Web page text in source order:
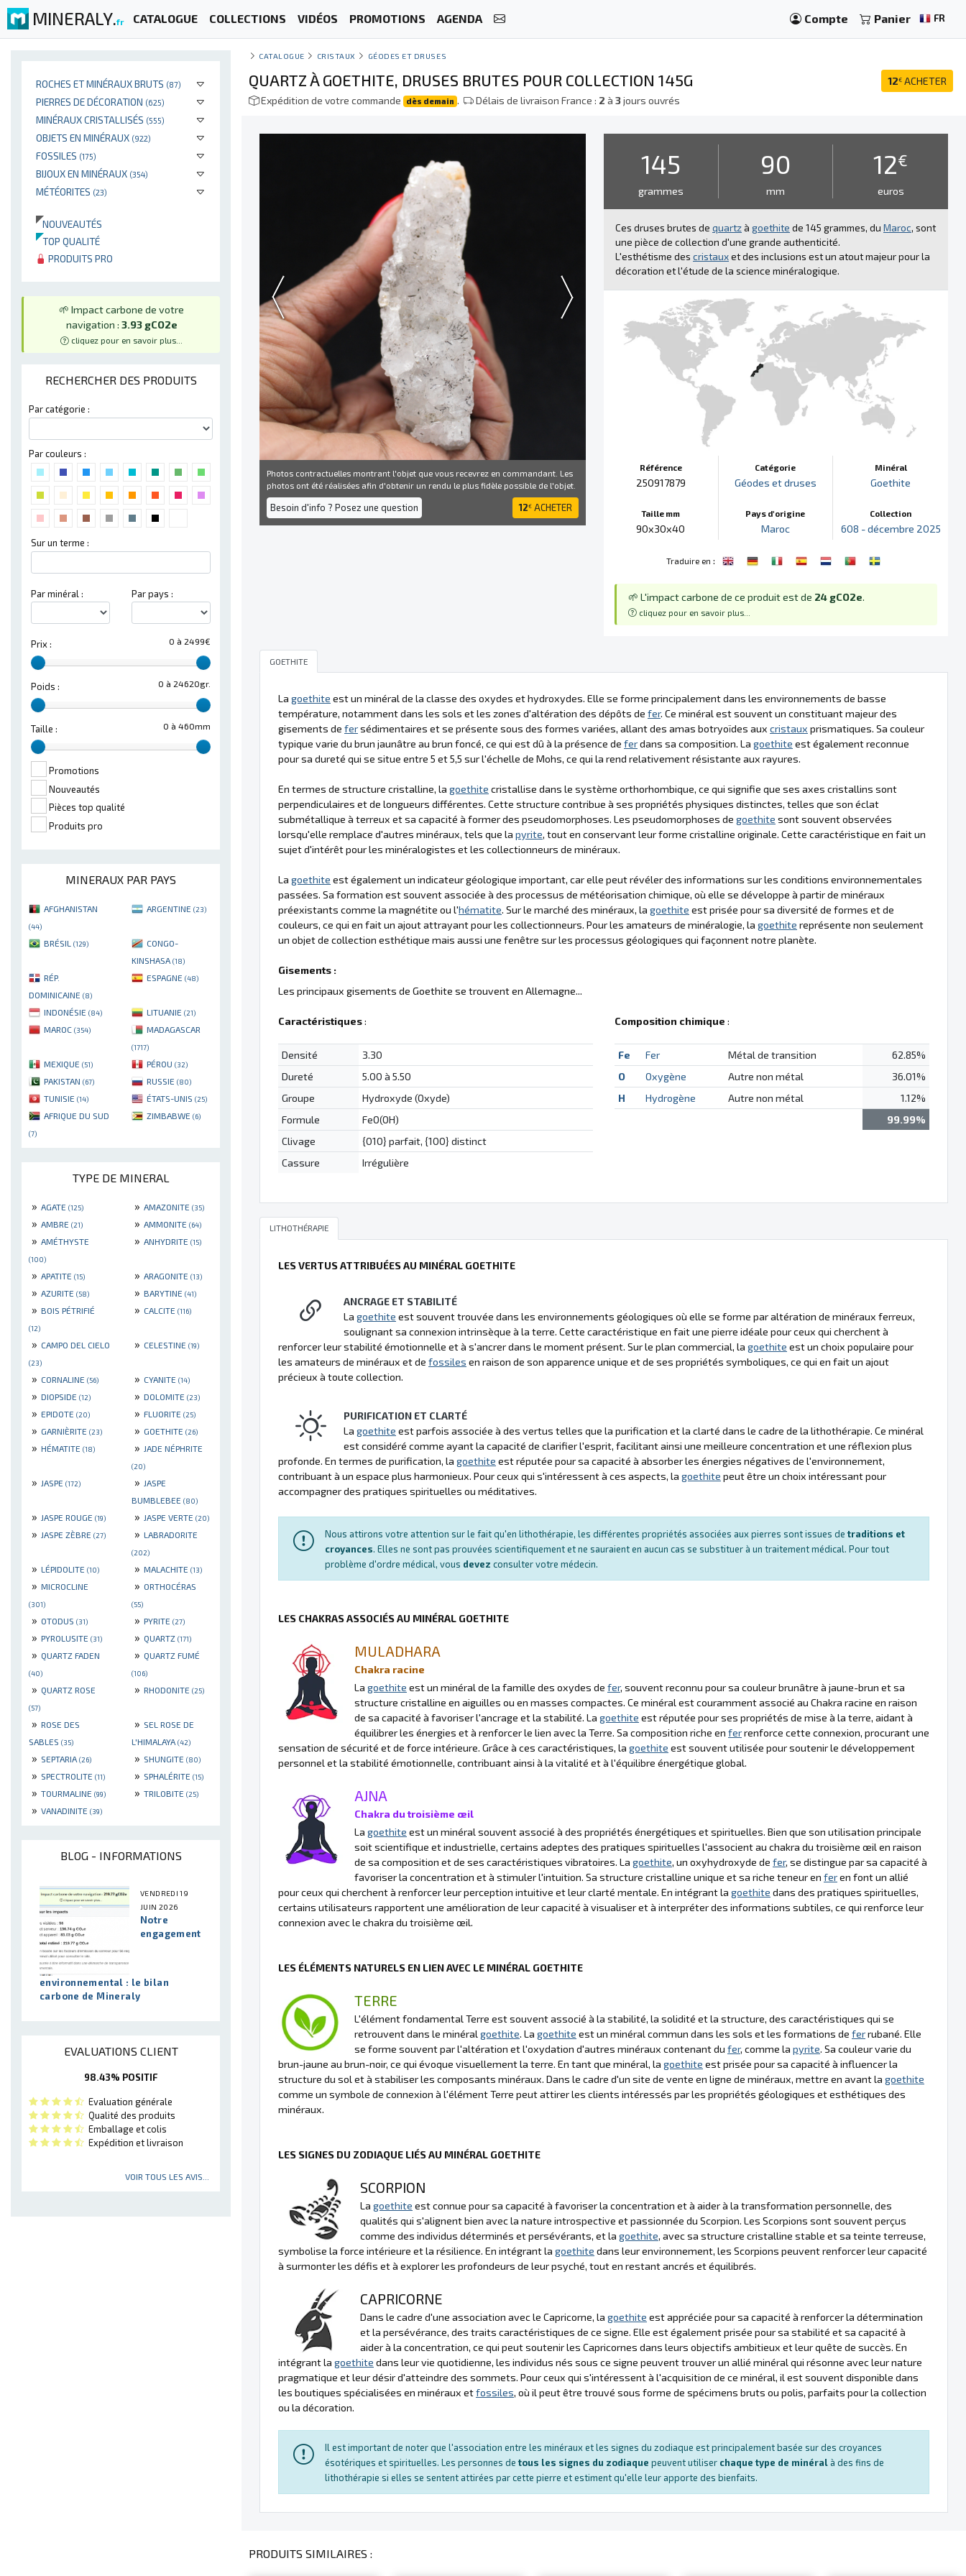
MINERALY.fr CATALOGUE COLLECTIONS VIDÉOS PROMOTIONS AGENDA Compte Panier FR
ROCHES ET MINÉRAUX BRUTS (87)
PIERRES DE DÉCORATION (625)
MINÉRAUX CRISTALLISÉS (555)
OBJETS EN MINÉRAUX (922)
FOSSILES (175)
BIJOUX EN MINÉRAUX (354)
MÉTÉORITES (23)
NOUVEAUTÉS
TOP QUALITÉ
PRODUITS PRO
🌱 Impact carbone de votre
navigation : 3.93 gCO2e
cliquez pour en savoir plus...
RECHERCHER DES PRODUITS
Par catégorie :
Par couleurs :
Sur un terme :
Par minéral : Par pays :
0 à 2499€
Prix :
0 à 24620gr.
Poids :
0 à 460mm
Taille :
Promotions
Nouveautés
Pièces top qualité
Produits pro
MINERAUX PAR PAYS
AFGHANISTAN
(44)
ARGENTINE (23)
BRÉSIL (129)
CONGO-
KINSHASA (18)
RÉP.
DOMINICAINE (8)
ESPAGNE (48)
INDONÉSIE (84) LITUANIE (21)
MAROC (354) MADAGASCAR
(1717)
MEXIQUE (51) PÉROU (32)
PAKISTAN (67) RUSSIE (80)
TUNISIE (14) ÉTATS-UNIS (25)
AFRIQUE DU SUD
(7)
ZIMBABWE (6)
TYPE DE MINERAL
» AGATE (125) » AMAZONITE (35)
» AMBRE (21) » AMMONITE (64)
» AMÉTHYSTE
(100)
» ANHYDRITE (15)
» APATITE (15) » ARAGONITE (13)
» AZURITE (58) » BARYTINE (41)
» BOIS PÉTRIFIÉ
(12)
» CALCITE (116)
» CAMPO DEL CIELO
(23)
» CELESTINE (19)
» CORNALINE (56) » CYANITE (14)
» DIOPSIDE (12) » DOLOMITE (23)
» EPIDOTE (20) » FLUORITE (25)
» GARNIÈRITE (23) » GOETHITE (26)
» HÉMATITE (18) » JADE NÉPHRITE
(20)
» JASPE (172) » JASPE
BUMBLEBEE (80)
» JASPE ROUGE (19) » JASPE VERTE (20)
» JASPE ZÈBRE (27) » LABRADORITE
(202)
» LÉPIDOLITE (10) » MALACHITE (13)
» MICROCLINE
(301)
» ORTHOCÉRAS
(55)
» OTODUS (31) » PYRITE (27)
» PYROLUSITE (31) » QUARTZ (171)
» QUARTZ FADEN
(40)
» QUARTZ FUMÉ
(106)
» QUARTZ ROSE
(57)
» RHODONITE (25)
» ROSE DES
SABLES (35)
» SEL ROSE DE
L'HIMALAYA (42)
» SEPTARIA (26) » SHUNGITE (80)
» SPECTROLITE (11) » SPHALÉRITE (15)
» TOURMALINE (99) » TRILOBITE (25)
» VANADINITE (39)
BLOG - INFORMATIONS
VENDREDI 19
JUIN 2026
Notre
engagement
environnemental : le bilan
carbone de Mineraly
EVALUATIONS CLIENT
98.43% POSITIF
Evaluation générale
Qualité des produits
Emballage et colis
Expédition et livraison
VOIR TOUS LES AVIS...
CATALOGUE CRISTAUX GÉODES ET DRUSES
12€ ACHETER
QUARTZ À GOETHITE, DRUSES BRUTES POUR COLLECTION 145G
Expédition de votre commande dès demain . Délais de livraison France : 2 à3jours ouvrés
Photos contractuelles montrant l'objet que vous recevrez en commandant. Les
photos ont été réalisées afin d'obtenir un rendu le plus fidèle possible de l'objet.
Besoin d'info ? Posez une question 12€ ACHETER
145
grammes
90
mm
12€
euros
Ces druses brutes de quartzà goethite de 145 grammes, du Maroc, sont
une pièce de collection d'une grande authenticité.
L'esthétisme des cristauxet des inclusions est un atout majeur pour la
décoration et l'étude de la science minéralogique.
Référence
250917879
Taille mm
90x30x40
Catégorie
Géodes et druses
Pays d'origine
Maroc
Minéral
Goethite
Collection
608 - décembre 2025
Traduire en :
🌱 L'impact carbone de ce produit est de 24 gCO2e.
cliquez pour en savoir plus...
GOETHITE
La goethite est un minéral de la classe des oxydes et hydroxydes. Elle se forme principalement dans les environnements de basse
température, notamment dans les sols et les zones d'altération des dépôts de fer. Ce minéral est souvent un constituant majeur des
gisements de fersédimentaires et se présente sous des formes variées, allant des amas botryoïdes aux cristaux prismatiques. Sa couleur
typique varie du brun jaunâtre au brun foncé, ce qui est dû à la présence de ferdans sa composition. La goethite est également reconnue
pour sa dureté qui se situe entre 5 et 5,5 sur l'échelle de Mohs, ce qui la rend relativement résistante aux rayures.
En termes de structure cristalline, la goethite cristallise dans le système orthorhombique, ce qui signifie que ses axes cristallins sont
perpendiculaires et de longueurs différentes. Cette structure contribue à ses propriétés physiques distinctes, telles que son éclat
submétallique à terreux et sa capacité à former des pseudomorphoses. Les pseudomorphoses de goethite sont souvent observées
lorsqu'elle remplace d'autres minéraux, tels que la pyrite, tout en conservant leur forme cristalline originale. Cette caractéristique en fait un
sujet d'intérêt pour les minéralogistes et les collectionneurs de minéraux.
La goethite est également un indicateur géologique important, car elle peut révéler des informations sur les conditions environnementales
passées. Sa formation est souvent associée à des processus de météorisation chimique, où elle se développe à partir de minéraux
préexistants comme la magnétite ou l'hématite. Sur le marché des minéraux, la goethite est prisée pour sa diversité de formes et de
couleurs, ce qui en fait un ajout attrayant pour les collectionneurs. Pour les amateurs de minéralogie, la goethite représente non seulement
un objet de collection esthétique mais aussi une fenêtre sur les processus géologiques qui façonnent notre planète.
Gisements :
Les principaux gisements de Goethite se trouvent en Allemagne...
Caractéristiques:
Densité
3.30
Dureté
5.00 à 5.50
Groupe
Hydroxyde (Oxyde)
Formule
FeO(OH)
Clivage
{010} parfait, {100} distinct
Cassure
Irrégulière
Composition chimique :
Fe Fer Métal de transition
62.85%
O
Oxygène Autre non métal
36.01%
H
Hydrogène Autre non métal
1.12%
99.99%
LITHOTHÉRAPIE
LES VERTUS ATTRIBUÉES AU MINÉRAL GOETHITE
ANCRAGE ET STABILITÉ
La goethite est souvent trouvée dans les environnements géologiques où elle se forme par altération de minéraux ferreux,
soulignant sa connexion intrinsèque à la terre. Cette caractéristique en fait une pierre idéale pour ceux qui cherchent à
renforcer leur stabilité émotionnelle et à s'ancrer dans le moment présent. Sur le plan commercial, la goethite est un choix populaire pour
les amateurs de minéraux et de fossiles en raison de son apparence unique et de ses propriétés symboliques, ce qui en fait un ajout
précieux à toute collection.
PURIFICATION ET CLARTÉ
La goethite est parfois associée à des vertus telles que la purification et la clarté dans le cadre de la lithothérapie. Ce minéral
est considéré comme ayant la capacité de clarifier l'esprit, facilitant ainsi une meilleure concentration et une réflexion plus
profonde. En termes de purification, la goethite est réputée pour sa capacité à absorber les énergies négatives de l'environnement,
contribuant à un espace plus harmonieux. Pour ceux qui s'intéressent à ces aspects, la goethite peut être un choix intéressant pour
accompagner des pratiques spirituelles ou méditatives.
Nous attirons votre attention sur le fait qu'en lithothérapie, les différentes propriétés associées aux pierres sont issues de traditions et
croyances. Elles ne sont pas prouvées scientifiquement et ne sauraient en aucun cas se substituer à un traitement médical. Pour tout
problème d'ordre médical, vous devez consulter votre médecin.
LES CHAKRAS ASSOCIÉS AU MINÉRAL GOETHITE
MULADHARA
Chakra racine
La goethite est un minéral de la famille des oxydes de fer, souvent reconnu pour sa couleur brunâtre à jaune-brun et sa
structure cristalline en aiguilles ou en masses compactes. Ce minéral est couramment associé au Chakra racine en raison
de sa capacité à favoriser l'ancrage et la stabilité. La goethite est réputée pour ses propriétés de mise à la terre, aidant à
équilibrer les énergies et à renforcer le lien avec la Terre. Sa composition riche en ferrenforce cette connexion, procurant une
sensation de sécurité et de force intérieure. Grâce à ces caractéristiques, la goethite est souvent utilisée pour soutenir le développement
personnel et la stabilité émotionnelle, contribuant ainsi à la vitalité et à l'équilibre énergétique global.
AJNA
Chakra du troisième œil
La goethite est un minéral souvent associé à des propriétés énergétiques et spirituelles. Bien que son utilisation principale
soit scientifique et industrielle, certains adeptes des pratiques spirituelles l'associent au chakra du troisième œil en raison
de sa composition et de ses caractéristiques vibratoires. La goethite, un oxyhydroxyde de fer, se distingue par sa capacité à
favoriser la concentration et à stimuler l'intuition. Sa structure cristalline unique et sa riche teneur en feren font un allié
pour ceux qui cherchent à renforcer leur perception intuitive et leur clarté mentale. En intégrant la goethite dans des pratiques spirituelles,
certains utilisateurs rapportent une amélioration de leur capacité à visualiser et à interpréter des informations subtiles, ce qui renforce leur
connexion avec le chakra du troisième œil.
LES ÉLÉMENTS NATURELS EN LIEN AVEC LE MINÉRAL GOETHITE
TERRE
L'élément fondamental Terre est souvent associé à la stabilité, la solidité et la structure, des caractéristiques qui se
retrouvent dans le minéral goethite. La goethite est un minéral commun dans les sols et les formations de ferrubané. Elle
se forme souvent par l'altération et l'oxydation d'autres minéraux contenant du fer, comme la pyrite. Sa couleur varie du
brun-jaune au brun-noir, ce qui évoque visuellement la terre. En tant que minéral, la goethite est prisée pour sa capacité à influencer la
structure du sol et à stabiliser les composants minéraux. Dans le cadre d'un site de vente en ligne de minéraux, mettre en avant la goethite
comme un symbole de connexion à l'élément Terre peut attirer les clients intéressés par les propriétés géologiques et esthétiques des
minéraux.
LES SIGNES DU ZODIAQUE LIÉS AU MINÉRAL GOETHITE
SCORPION
La goethite est connue pour sa capacité à favoriser la concentration et à aider à la transformation personnelle, des
qualités qui s'alignent bien avec la nature introspective et passionnée du Scorpion. Les Scorpions sont souvent perçus
comme des individus déterminés et persévérants, et la goethite, avec sa structure cristalline stable et sa teinte terreuse,
symbolise la force intérieure et la résilience. En intégrant la goethite dans leur environnement, les Scorpions peuvent renforcer leur capacité
à surmonter les défis et à explorer les profondeurs de leur psyché, tout en restant ancrés et équilibrés.
CAPRICORNE
Dans le cadre d'une association avec le Capricorne, la goethite est appréciée pour sa capacité à renforcer la détermination
et la persévérance, des traits caractéristiques de ce signe. Elle est également prisée pour sa stabilité et sa capacité à
aider à la concentration, ce qui peut soutenir les Capricornes dans leurs objectifs ambitieux et leur quête de succès. En
intégrant la goethite dans leur vie quotidienne, les individus nés sous ce signe peuvent trouver un allié minéral qui résonne avec leur nature
pragmatique et leur désir d'atteindre des sommets. Pour ceux qui s'intéressent à l'acquisition de ce minéral, il est souvent disponible dans
les boutiques spécialisées en minéraux etfossiles, où il peut être trouvé sous forme de spécimens bruts ou polis, parfaits pour la collection
ou la décoration.
Il est important de noter que l'association entre les minéraux et les signes du zodiaque est principalement basée sur des croyances
ésotériques et spirituelles. Les personnes de tous les signes du zodiaque peuvent utiliser chaque type de minéralà des fins de
lithothérapie si elles se sentent attirées par cette pierre et estiment qu'elle leur apporte des bienfaits.
PRODUITS SIMILAIRES :